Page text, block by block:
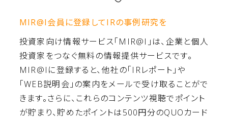
MIR@I会員に登録してIRの事例研究を
投資家向け情報サービス｢MIR@I｣は、企業と個人
投資家をつなぐ無料の情報提供サービスです。
MIR@Iに登録すると、他社の「IRレポート」や
「WEB説明会」の案内をメールで受け取ることがで
きます。さらに、これらのコンテンツ視聴でポイント
が貯まり、貯めたポイントは500円分のQUOカード